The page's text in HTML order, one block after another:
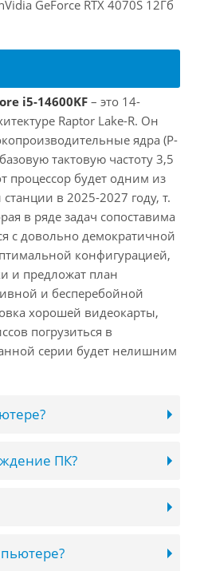
GeForce RTX 4070S 12Гб
i5-14600KF – это 14-
Raptor Lake-R. Он
ядра (P-
тактовую частоту 3,5
процессор будет одним из
в 2025-2027 году, т.
в ряде задач сопоставима
с довольно демократичной
конфигурацией,
и предложат план
и бесперебойной
хорошей видеокарты,
погрузиться в
серии будет нелишним
ПК?